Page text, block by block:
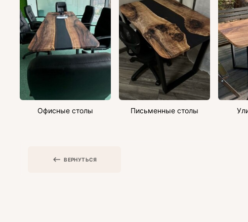
Офисные столы Письменные столы
ВЕРНУТЬСЯ